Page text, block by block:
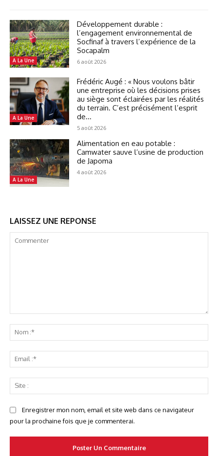
A La Une
Développement durable :
l’engagement environnemental de
Socfinaf à travers l’expérience de la
Socapalm
6 août 2026
A La Une
Frédéric Augé : « Nous voulons bâtir
une entreprise où les décisions prises
au siège sont éclairées par les réalités
du terrain. C’est précisément l’esprit
de...
5 août 2026
A La Une
Alimentation en eau potable :
Camwater sauve l’usine de production
de Japoma
4 août 2026
LAISSEZ UNE REPONSE
:*
:*
:
Enregistrer mon nom, email et site web dans ce navigateur
pour la prochaine fois que je commenterai.